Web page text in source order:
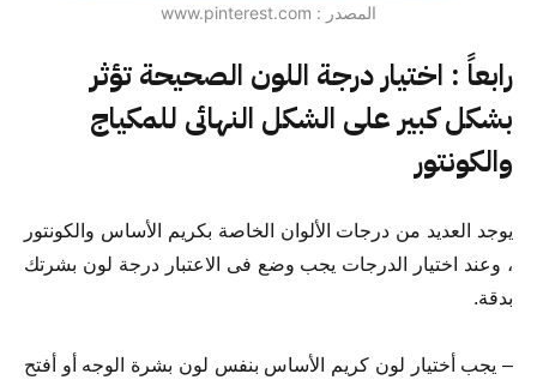
المصدر : www.pinterest.com
رابعاً : اختيار درجة اللون الصحيحة تؤثر
بشكل كبير على الشكل النهائى للمكياج
والكونتور
يوجد العديد من درجات الألوان الخاصة بكريم الأساس والكونتور
، وعند اختيار الدرجات يجب وضع فى الاعتبار درجة لون بشرتك
بدقة.
– يجب أختيار لون كريم الأساس بنفس لون بشرة الوجه أو أفتح